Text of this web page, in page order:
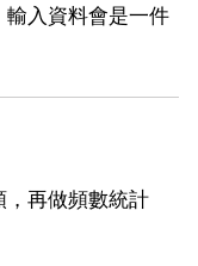
入資料會是一件
，再做頻數統計